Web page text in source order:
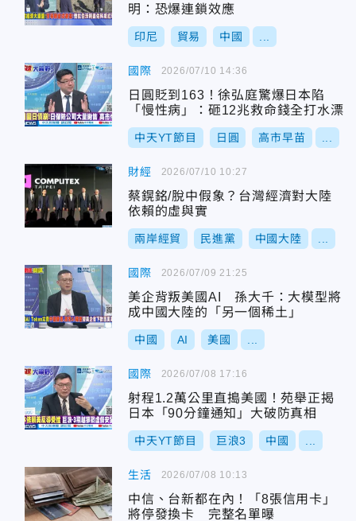
明：恐爆連鎖效應
印尼 貿易 中國
國際
日圓貶到163！徐弘庭驚爆日本陷
「慢性病」：砸12兆救命錢全打水漂
中天YT節目 日圓 高市早苗
2026/07/10 14:36
財經
蔡鎤銘/脫中假象？台灣經濟對大陸
依賴的虛與實
兩岸經貿 民進黨 中國大陸
2026/07/10 10:27
國際
美企背叛美國AI 孫大千：大模型將
成中國大陸的「另一個稀土」
中國 AI 美國
2026/07/09 21:25
國際
射程1.2萬公里直搗美國！苑舉正揭
日本「90分鐘通知」大破防真相
中天YT節目 巨浪3 中國
2026/07/08 17:16
生活
中信、台新都在內！「8張信用卡」
將停發換卡 完整名單曝
2026/07/08 10:13